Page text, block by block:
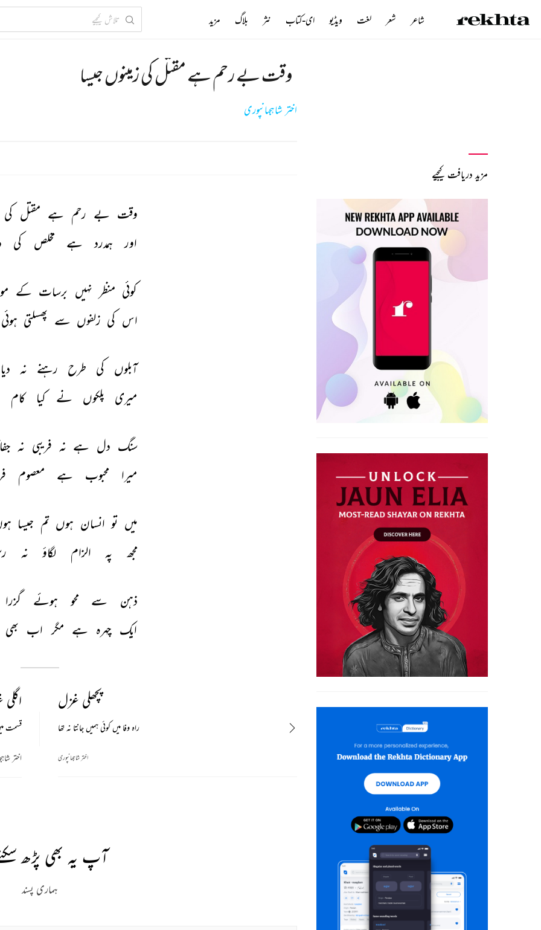
وقت بے رحم ہے مقتل کی زمینوں جیسا
اختر شاہجہانپوری
وقت بے رحم ہے مقتل کی
اور
ہمدرد ہے مخلص کی
کوئی منظر نہیں برسات کے
اس کی زلفوں سے پھسلتی
آبلوں کی طرح رہنے نہ
میری
پلکوں نے کیا کام
سنگ دل ہے نہ فریبی نہ
میرا
محبوب ہے معصوم
میں تو انسان ہوں تم جیسا
مجھ
پہ الزام لگاؤ نہ
ذہن سے محو ہوئے
گزرا
ایک چہرہ ہے مگر اب بھی
قسمت
اختر
پچھلی غزل
راہ وفا میں کوئی ہمیں جانتا نہ تھا
اختر شاہجہانپوری
آپ یہ بھی پڑھ
ہماری پسند
مزید دریافت کیجیے
شاعر شعر لغت ویڈیو ای-کتاب نثر بلاگ مزید